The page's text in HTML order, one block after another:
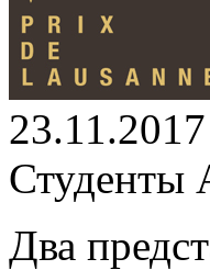
23.11.2017
Студенты
Два